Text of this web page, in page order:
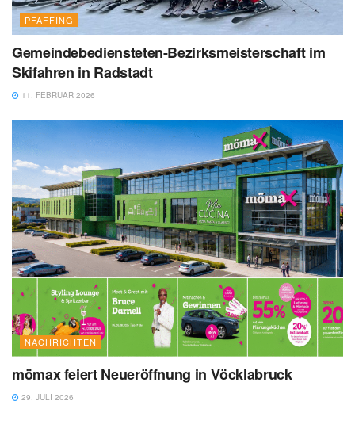
PFAFFING
Gemeindebediensteten-Bezirksmeisterschaft im
Skifahren in Radstadt
11. FEBRUAR 2026
NACHRICHTEN
mömax feiert Neueröffnung in Vöcklabruck
29. JULI 2026